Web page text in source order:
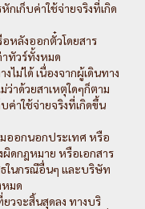
เก็บค่าใช้จ่ายจริงที่เกิด
หลังออกตั๋วโดยสาร
ทัวร์ทั้งหมด
ไม่ได้ เนื่องจากผู้เดินทาง
ว่าด้วยสาเหตุใดๆก็ตาม
ค่าใช้จ่ายจริงที่เกิดขึ้น
ออกนอกประเทศ หรือ
ผิดกฎหมาย หรือเอกสาร
ธในกรณีอื่นๆ และบริษัท
หมด
วจะสิ้นสุดลง ทางบริ